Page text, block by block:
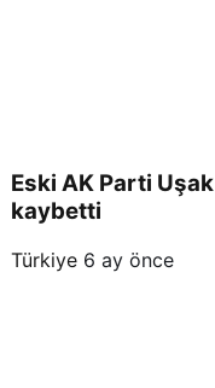
Eski AK Parti
kaybetti
Türkiye 6 ay önce